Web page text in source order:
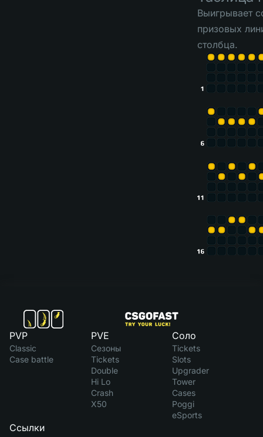
Выигрывает
призовых
столбца.
PVP
Classic
Case battle
PVE
Сезоны
Tickets
Double
Hi Lo
Crash
X50
Соло
Tickets
Slots
Upgrader
Tower
Cases
Poggi
eSports
Ссылки